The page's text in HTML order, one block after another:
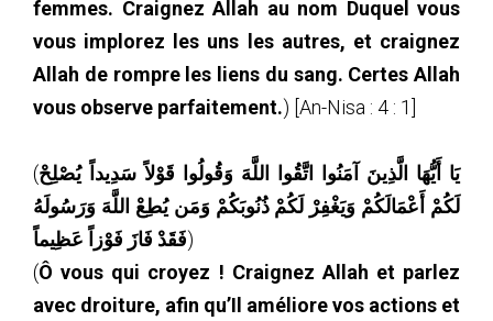
femmes. Craignez Allah au nom Duquel vous
vous implorez les uns les autres, et craignez
Allah de rompre les liens du sang. Certes Allah
vous observe parfaitement.) [An-Nisa : 4 : 1]
(يَا أَيُّهَا الَّذِينَ آمَنُوا اتَّقُوا اللَّهَ وَقُولُوا قَوْلاً سَدِيداً يُصْلِحْ
لَكُمْ أَعْمَالَكُمْ وَيَغْفِرْ لَكُمْ ذُنُوبَكُمْ وَمَن يُطِعْ اللَّهَ وَرَسُولَهُ
فَقَدْ فَازَ فَوْزاً عَظِيماً)
(Ô vous qui croyez ! Craignez Allah et parlez
avec droiture, afin qu’Il améliore vos actions et